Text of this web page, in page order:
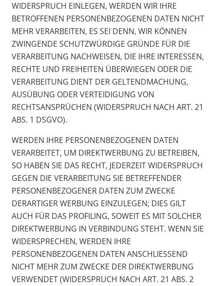
WIDERSPRUCH EINLEGEN, WERDEN WIR IHRE
BETROFFENEN PERSONENBEZOGENEN DATEN NICHT
MEHR VERARBEITEN, ES SEI DENN, WIR KÖNNEN
ZWINGENDE SCHUTZWÜRDIGE GRÜNDE FÜR DIE
VERARBEITUNG NACHWEISEN, DIE IHRE INTERESSEN,
RECHTE UND FREIHEITEN ÜBERWIEGEN ODER DIE
VERARBEITUNG DIENT DER GELTENDMACHUNG,
AUSÜBUNG ODER VERTEIDIGUNG VON
RECHTSANSPRÜCHEN (WIDERSPRUCH NACH ART. 21
ABS. 1 DSGVO).
WERDEN IHRE PERSONENBEZOGENEN DATEN
VERARBEITET, UM DIREKTWERBUNG ZU BETREIBEN,
SO HABEN SIE DAS RECHT, JEDERZEIT WIDERSPRUCH
GEGEN DIE VERARBEITUNG SIE BETREFFENDER
PERSONENBEZOGENER DATEN ZUM ZWECKE
DERARTIGER WERBUNG EINZULEGEN; DIES GILT
AUCH FÜR DAS PROFILING, SOWEIT ES MIT SOLCHER
DIREKTWERBUNG IN VERBINDUNG STEHT. WENN SIE
WIDERSPRECHEN, WERDEN IHRE
PERSONENBEZOGENEN DATEN ANSCHLIESSEND
NICHT MEHR ZUM ZWECKE DER DIREKTWERBUNG
VERWENDET (WIDERSPRUCH NACH ART. 21 ABS. 2